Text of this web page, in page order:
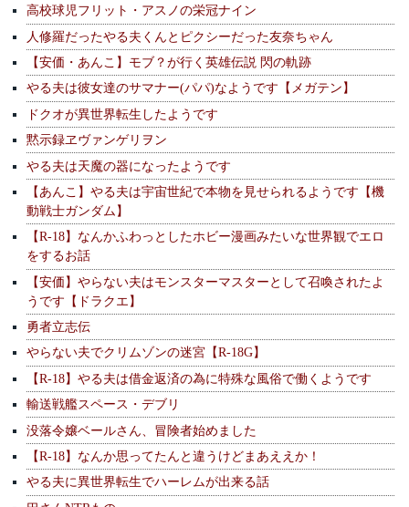
高校球児フリット・アスノの栄冠ナイン
人修羅だったやる夫くんとピクシーだった友奈ちゃん
【安価・あんこ】モブ？が行く英雄伝説 閃の軌跡
やる夫は彼女達のサマナー(パパ)なようです【メガテン】
ドクオが異世界転生したようです
黙示録ヱヴァンゲリヲン
やる夫は天魔の器になったようです
【あんこ】やる夫は宇宙世紀で本物を見せられるようです【機
動戦士ガンダム】
【R-18】なんかふわっとしたホビー漫画みたいな世界観でエロ
をするお話
【安価】やらない夫はモンスターマスターとして召喚されたよ
うです【ドラクエ】
勇者立志伝
やらない夫でクリムゾンの迷宮【R-18G】
【R-18】やる夫は借金返済の為に特殊な風俗で働くようです
輸送戦艦スペース・デブリ
没落令嬢ベールさん、冒険者始めました
【R-18】なんか思ってたんと違うけどまあええか！
やる夫に異世界転生でハーレムが出来る話